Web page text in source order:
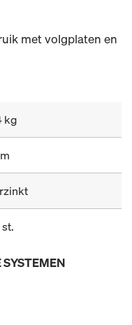
met volgplaten en
kg
SYSTEMEN